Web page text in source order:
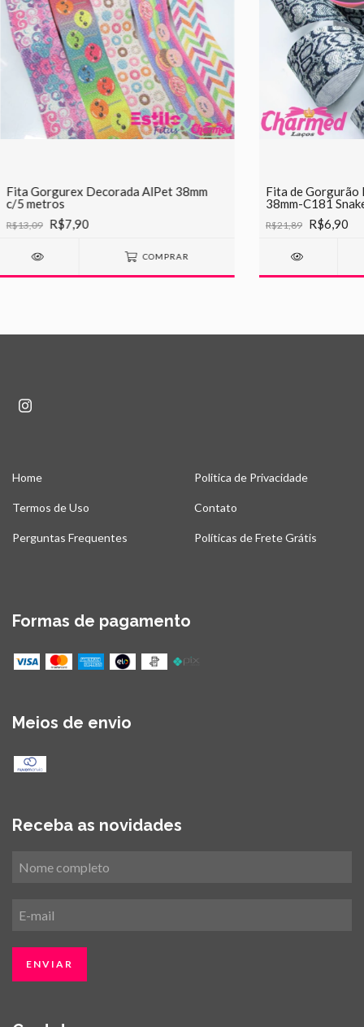
Fita Gorgurex Decorada AlPet 38mm
c/5 metros
R$13,09 R$7,90
COMPRAR
Fita de Gorgurão
38mm-C181
R$21,89 R$6,90
Home Politica de Privacidade
Termos de Uso Contato
Perguntas Frequentes Políticas de Frete Grátis
Formas de pagamento
Meios de envio
Receba as novidades